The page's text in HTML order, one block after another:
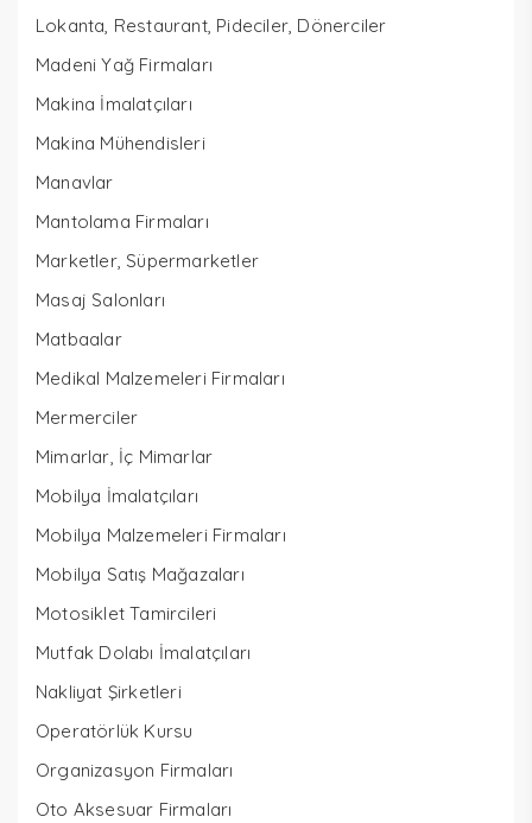
Lokanta, Restaurant, Pideciler, Dönerciler
Madeni Yağ Firmaları
Makina İmalatçıları
Makina Mühendisleri
Manavlar
Mantolama Firmaları
Marketler, Süpermarketler
Masaj Salonları
Matbaalar
Medikal Malzemeleri Firmaları
Mermerciler
Mimarlar, İç Mimarlar
Mobilya İmalatçıları
Mobilya Malzemeleri Firmaları
Mobilya Satış Mağazaları
Motosiklet Tamircileri
Mutfak Dolabı İmalatçıları
Nakliyat Şirketleri
Operatörlük Kursu
Organizasyon Firmaları
Oto Aksesuar Firmaları